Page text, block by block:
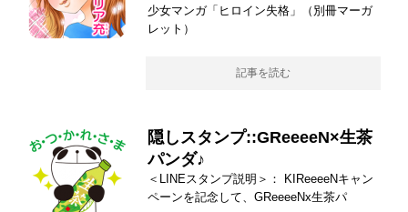
少女マンガ「ヒロイン失格」（別冊マーガ
レット）
記事を読む
隠しスタンプ::GReeeeN×生茶
パンダ♪
＜LINEスタンプ説明＞： KIReeeeNキャン
ペーンを記念して、GReeeeNx生茶パ